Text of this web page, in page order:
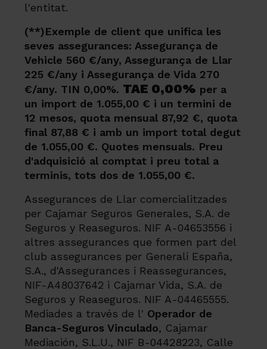
l'entitat.
(**)Exemple de client que unifica les
seves assegurances: Assegurança de
Vehicle 560 €/any, Assegurança de Llar
225 €/any i Assegurança de Vida 270
€/any. TIN 0,00%. TAE 0,00% per a
un import de 1.055,00 € i un termini de
12 mesos, quota mensual 87,92 €, quota
final 87,88 € i amb un import total degut
de 1.055,00 €. Quotes mensuals. Preu
d'adquisició al comptat i preu total a
terminis, tots dos de 1.055,00 €.
Assegurances de Llar comercialitzades
per Cajamar Seguros Generales, S.A. de
Seguros y Reaseguros. NIF A-04653556 i
altres assegurances que formen part del
club assegurances per Generali España,
S.A., d'Assegurances i Reassegurances,
NIF-A48037642 i Cajamar Vida, S.A. de
Seguros y Reaseguros. NIF A-04465555.
Mediades a través de l' Operador de
Banca-Seguros Vinculado, Cajamar
Mediación, S.L.U., NIF B-04428223, Calle